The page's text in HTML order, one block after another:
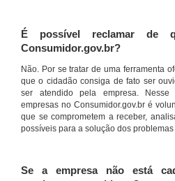
É possível reclamar de
Consumidor.gov.br?
Não. Por se tratar de uma ferramenta
que o cidadão consiga de fato ser
ser atendido pela empresa.
empresas no Consumidor.gov.br é
que se comprometem a receber,
possíveis para a solução dos
Se a empresa não está